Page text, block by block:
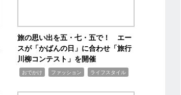
旅の思い出を五・七・五で！ エー
スが「かばんの日」に合わせ「旅行
川柳コンテスト」を開催
おでかけ ファッション ライフスタイル